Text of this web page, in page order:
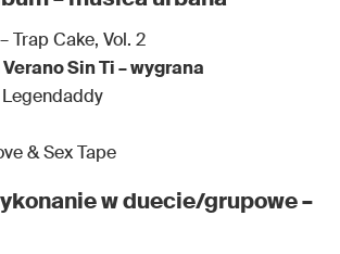
Trap Cake, Vol. 2
Sin Ti – wygrana
Legendaddy
& Sex Tape
w duecie/grupowe –